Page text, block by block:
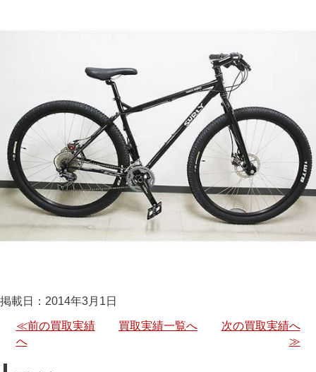
掲載日：2014年3月1日
≪前の買取実績
へ
買取実績一覧へ
次の買取実績へ
≫